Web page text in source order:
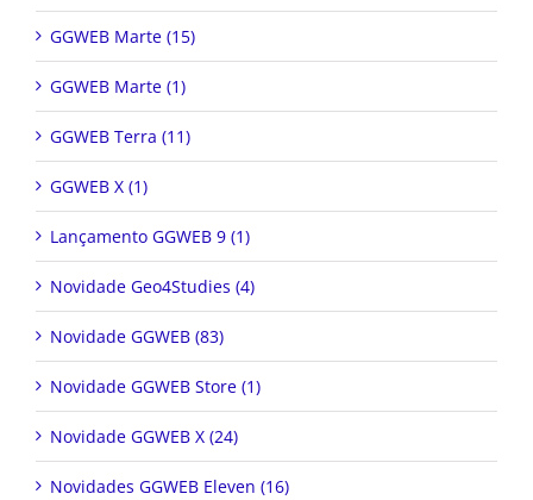
GGWEB Marte (15)
GGWEB Marte (1)
GGWEB Terra (11)
GGWEB X (1)
Lançamento GGWEB 9 (1)
Novidade Geo4Studies (4)
Novidade GGWEB (83)
Novidade GGWEB Store (1)
Novidade GGWEB X (24)
Novidades GGWEB Eleven (16)